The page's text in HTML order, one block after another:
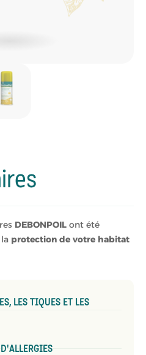
DEBONPOIL ont été
protection de votre habitat
LES TIQUES ET LES